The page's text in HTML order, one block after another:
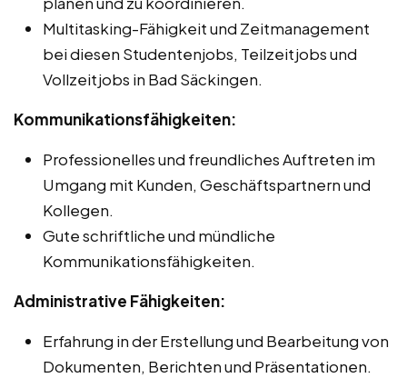
Multitasking-Fähigkeit und Zeitmanagement
bei diesen Studentenjobs, Teilzeitjobs und
Vollzeitjobs in Bad Säckingen.
Kommunikationsfähigkeiten:
Professionelles und freundliches Auftreten im
Umgang mit Kunden, Geschäftspartnern und
Kollegen.
Gute schriftliche und mündliche
Kommunikationsfähigkeiten.
Administrative Fähigkeiten:
Erfahrung in der Erstellung und Bearbeitung von
Dokumenten, Berichten und Präsentationen.